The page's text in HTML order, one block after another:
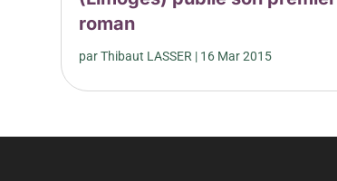
roman
parThibaut LASSER | 16 Mar 2015